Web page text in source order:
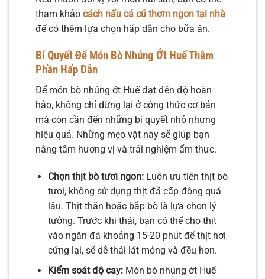
tham khảo cách nấu cá cú thơm ngon tại nhà
để có thêm lựa chọn hấp dẫn cho bữa ăn.
Bí Quyết Để Món Bò Nhúng Ớt Huế Thêm
Phần Hấp Dẫn
Để món bò nhúng ớt Huế đạt đến độ hoàn
hảo, không chỉ dừng lại ở công thức cơ bản
mà còn cần đến những bí quyết nhỏ nhưng
hiệu quả. Những mẹo vặt này sẽ giúp bạn
nâng tầm hương vị và trải nghiệm ẩm thực.
Chọn thịt bò tươi ngon:Luôn ưu tiên thịt bò
tươi, không sử dụng thịt đã cấp đông quá
lâu. Thịt thăn hoặc bắp bò là lựa chọn lý
tưởng. Trước khi thái, bạn có thể cho thịt
vào ngăn đá khoảng 15-20 phút để thịt hơi
cứng lại, sẽ dễ thái lát mỏng và đều hơn.
Kiểm soát độ cay:Món bò nhúng ớt Huế